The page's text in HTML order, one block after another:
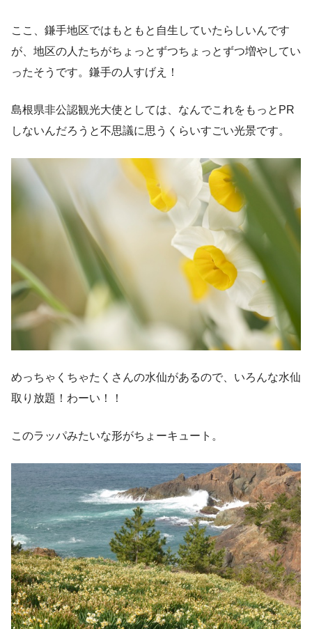
ここ、鎌手地区ではもともと自生していたらしいんです
が、地区の人たちがちょっとずつちょっとずつ増やしてい
ったそうです。鎌手の人すげえ！
島根県非公認観光大使としては、なんでこれをもっとPR
しないんだろうと不思議に思うくらいすごい光景です。
めっちゃくちゃたくさんの水仙があるので、いろんな水仙
取り放題！わーい！！
このラッパみたいな形がちょーキュート。